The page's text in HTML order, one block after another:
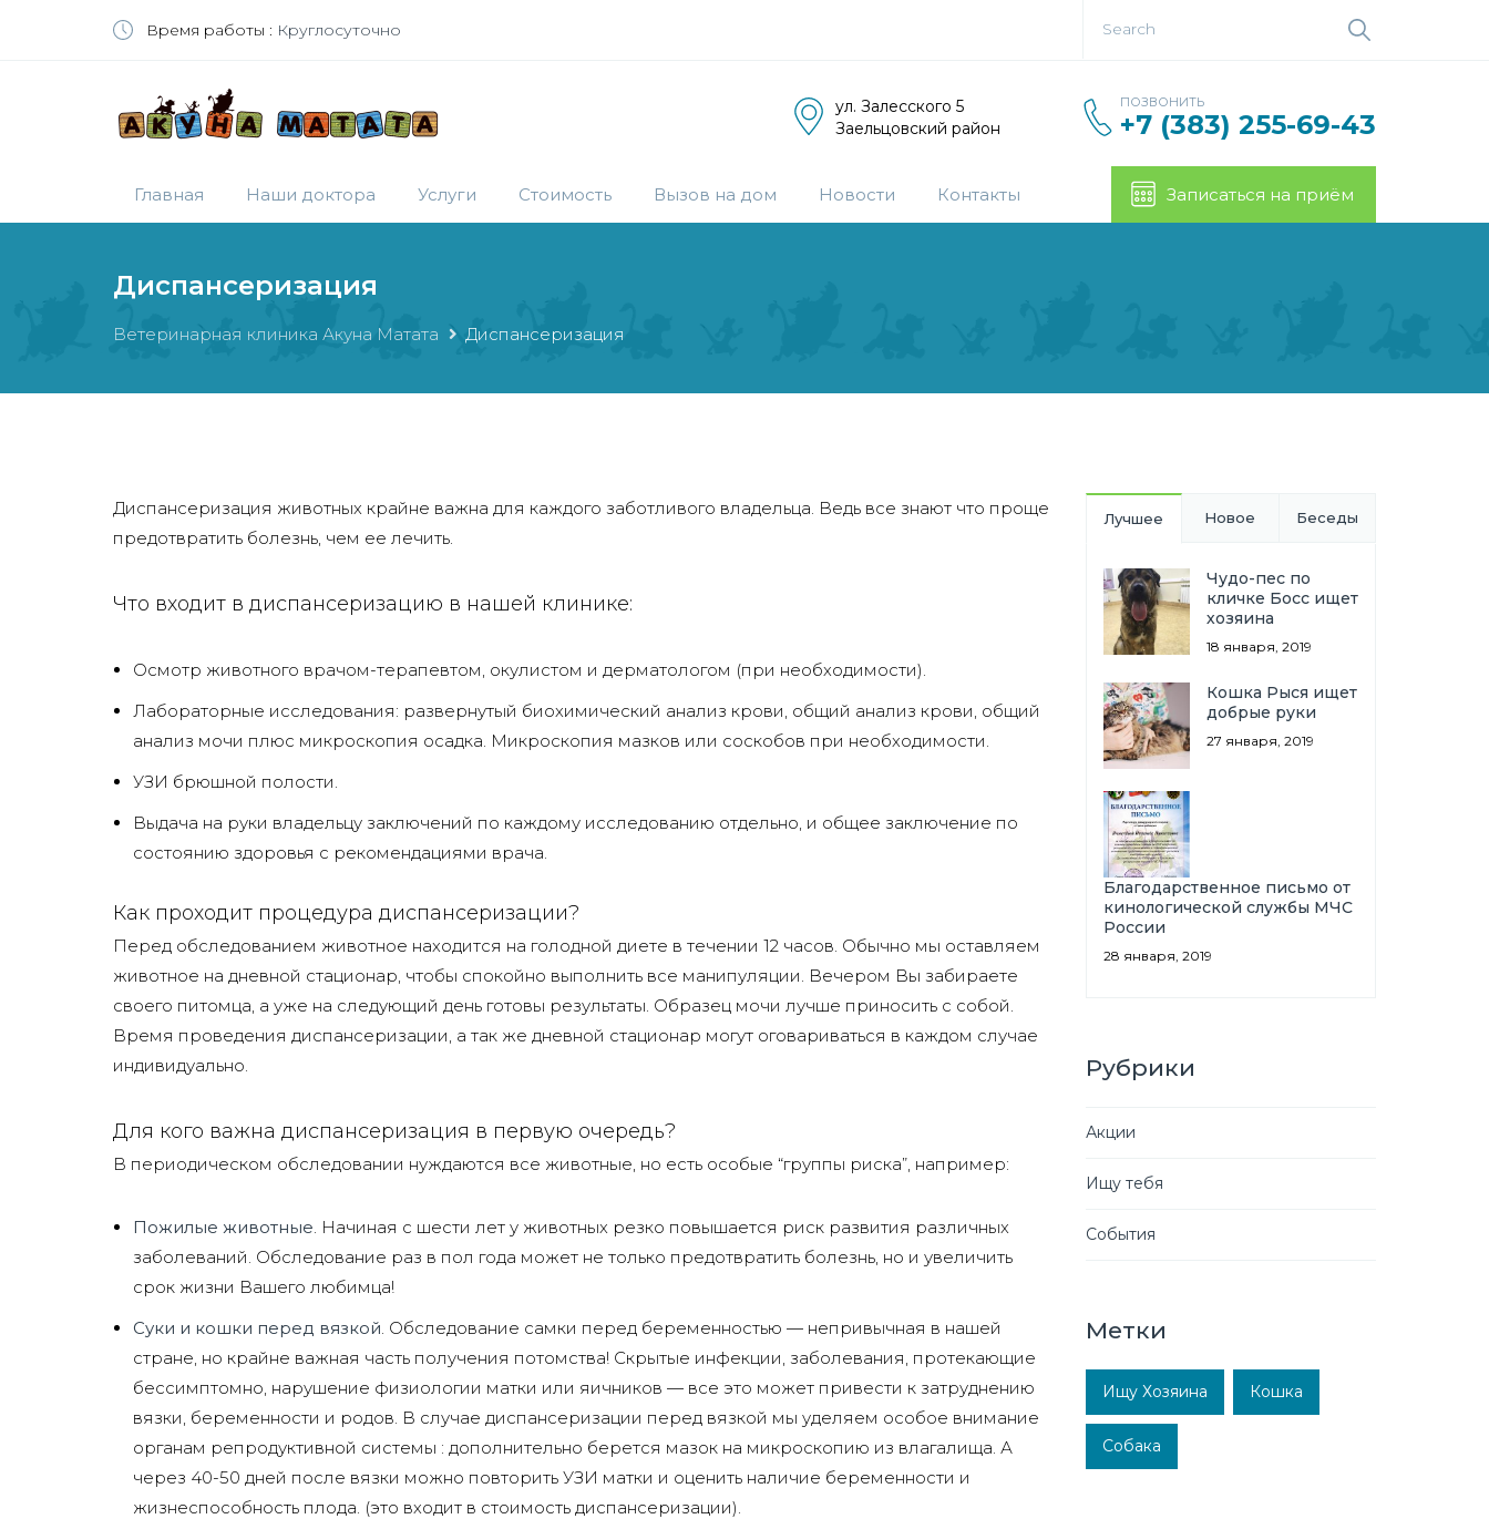
Время работы : Круглосуточно
ул. Залесского 5
Заельцовский район
ПОЗВОНИТЬ
+7 (383) 255-69-43
Главная Наши доктора Услуги Стоимость Вызов на дом Новости Контакты Записаться на приём
Диспансеризация
Ветеринарная клиника Акуна Матата Диспансеризация
Диспансеризация животных крайне важна для каждого заботливого владельца. Ведь все знают что проще
предотвратить болезнь, чем ее лечить.
Что входит в диспансеризацию в нашей клинике:
Осмотр животного врачом-терапевтом, окулистом и дерматологом (при необходимости).
Лабораторные исследования: развернутый биохимический анализ крови, общий анализ крови, общий
анализ мочи плюс микроскопия осадка. Микроскопия мазков или соскобов при необходимости.
УЗИ брюшной полости.
Выдача на руки владельцу заключений по каждому исследованию отдельно, и общее заключение по
состоянию здоровья с рекомендациями врача.
Как проходит процедура диспансеризации?
Перед обследованием животное находится на голодной диете в течении 12 часов. Обычно мы оставляем
животное на дневной стационар, чтобы спокойно выполнить все манипуляции. Вечером Вы забираете
своего питомца, а уже на следующий день готовы результаты. Образец мочи лучше приносить с собой.
Время проведения диспансеризации, а так же дневной стационар могут оговариваться в каждом случае
индивидуально.
Для кого важна диспансеризация в первую очередь?
В периодическом обследовании нуждаются все животные, но есть особые “группы риска”, например:
Пожилые животные. Начиная с шести лет у животных резко повышается риск развития различных
заболеваний. Обследование раз в пол года может не только предотвратить болезнь, но и увеличить
срок жизни Вашего любимца!
Суки и кошки перед вязкой. Обследование самки перед беременностью — непривычная в нашей
стране, но крайне важная часть получения потомства! Скрытые инфекции, заболевания, протекающие
бессимптомно, нарушение физиологии матки или яичников — все это может привести к затруднению
вязки, беременности и родов. В случае диспансеризации перед вязкой мы уделяем особое внимание
органам репродуктивной системы : дополнительно берется мазок на микроскопию из влагалища. А
через 40-50 дней после вязки можно повторить УЗИ матки и оценить наличие беременности и
жизнеспособность плода. (это входит в стоимость диспансеризации).
Лучшее Новое Беседы
Чудо-пес по
кличке Босс ищет
хозяина
18 января, 2019
Кошка Рыся ищет
добрые руки
27 января, 2019
Благодарственное письмо от
кинологической службы МЧС
России
28 января, 2019
Рубрики
Акции
Ищу тебя
События
Метки
Ищу Хозяина Кошка
Собака